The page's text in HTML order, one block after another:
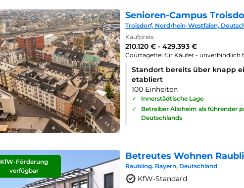
Senioren-Campus
Troisdorf, Nordrhein-Westfalen,
Kaufpreis:
210.120 € - 429.393 €
Courtagefrei für Käufer - unverbindlich
Standort bereits über knapp
etabliert
100 Einheiten
✓
Innerstädtische Lage
✓
Betreiber Alloheim als führender
Deutschlands
KfW-Förderung
verfügbar
Betreutes Wohnen
Raubling. Bayern, Deutschland
KfW-Standard